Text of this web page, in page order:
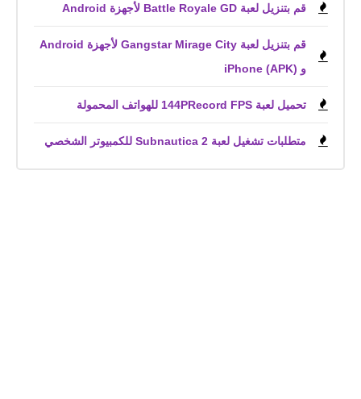
قم بتنزيل لعبة Battle Royale GD لأجهزة Android
قم بتنزيل لعبة Gangstar Mirage City لأجهزة Android
و iPhone (APK)
تحميل لعبة 144PRecord FPS للهواتف المحمولة
متطلبات تشغيل لعبة Subnautica 2 للكمبيوتر الشخصي